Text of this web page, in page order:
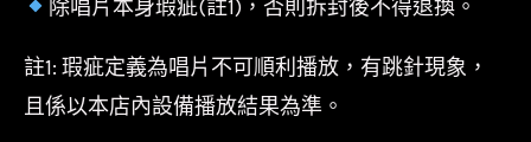
除唱片本身瑕疵(註1)，否則拆封後不得退換。
註1: 瑕疵定義為唱片不可順利播放，有跳針現象，
且係以本店內設備播放結果為準。